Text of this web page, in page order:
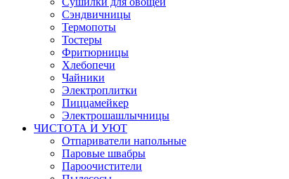
Сэндвичницы
Термопоты
Тостеры
Фритюрницы
Хлебопечи
Чайники
Электроплитки
Пиццамейкер
Электрошашлычницы
ЧИСТОТА И УЮТ
Отпариватели напольные
Паровые швабры
Пароочистители